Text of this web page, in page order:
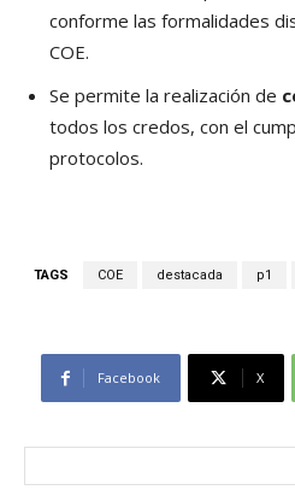
conforme las formalidades
COE.
Se permite la realización de
todos los credos, con el
protocolos.
TAGS COE destacada p1
Facebook X